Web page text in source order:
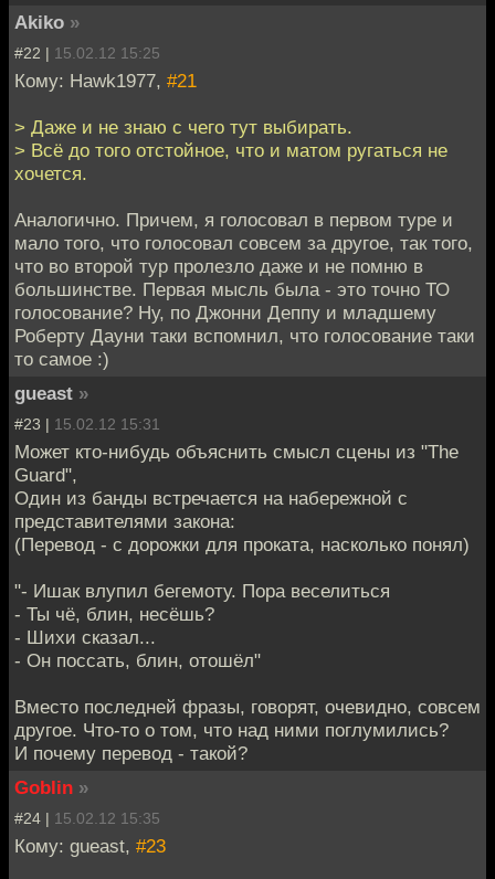
Akiko »
#22 | 15.02.12 15:25
Кому: Hawk1977, #21
> Даже и не знаю с чего тут выбирать.
> Всё до того отстойное, что и матом ругаться не
хочется.
Аналогично. Причем, я голосовал в первом туре и
мало того, что голосовал совсем за другое, так того,
что во второй тур пролезло даже и не помню в
большинстве. Первая мысль была - это точно ТО
голосование? Ну, по Джонни Деппу и младшему
Роберту Дауни таки вспомнил, что голосование таки
то самое :)
gueast »
#23 | 15.02.12 15:31
Может кто-нибудь объяснить смысл сцены из "The
Guard",
Один из банды встречается на набережной с
представителями закона:
(Перевод - с дорожки для проката, насколько понял)
"- Ишак влупил бегемоту. Пора веселиться
- Ты чё, блин, несёшь?
- Шихи сказал...
- Он поссать, блин, отошёл"
Вместо последней фразы, говорят, очевидно, совсем
другое. Что-то о том, что над ними поглумились?
И почему перевод - такой?
Goblin »
#24 | 15.02.12 15:35
Кому: gueast, #23